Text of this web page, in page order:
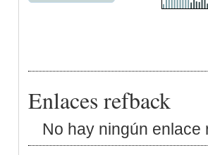
Enlaces refback
No hay ningún enlace